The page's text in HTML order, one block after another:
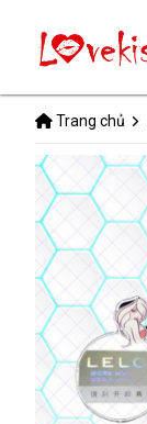
Trang chủ